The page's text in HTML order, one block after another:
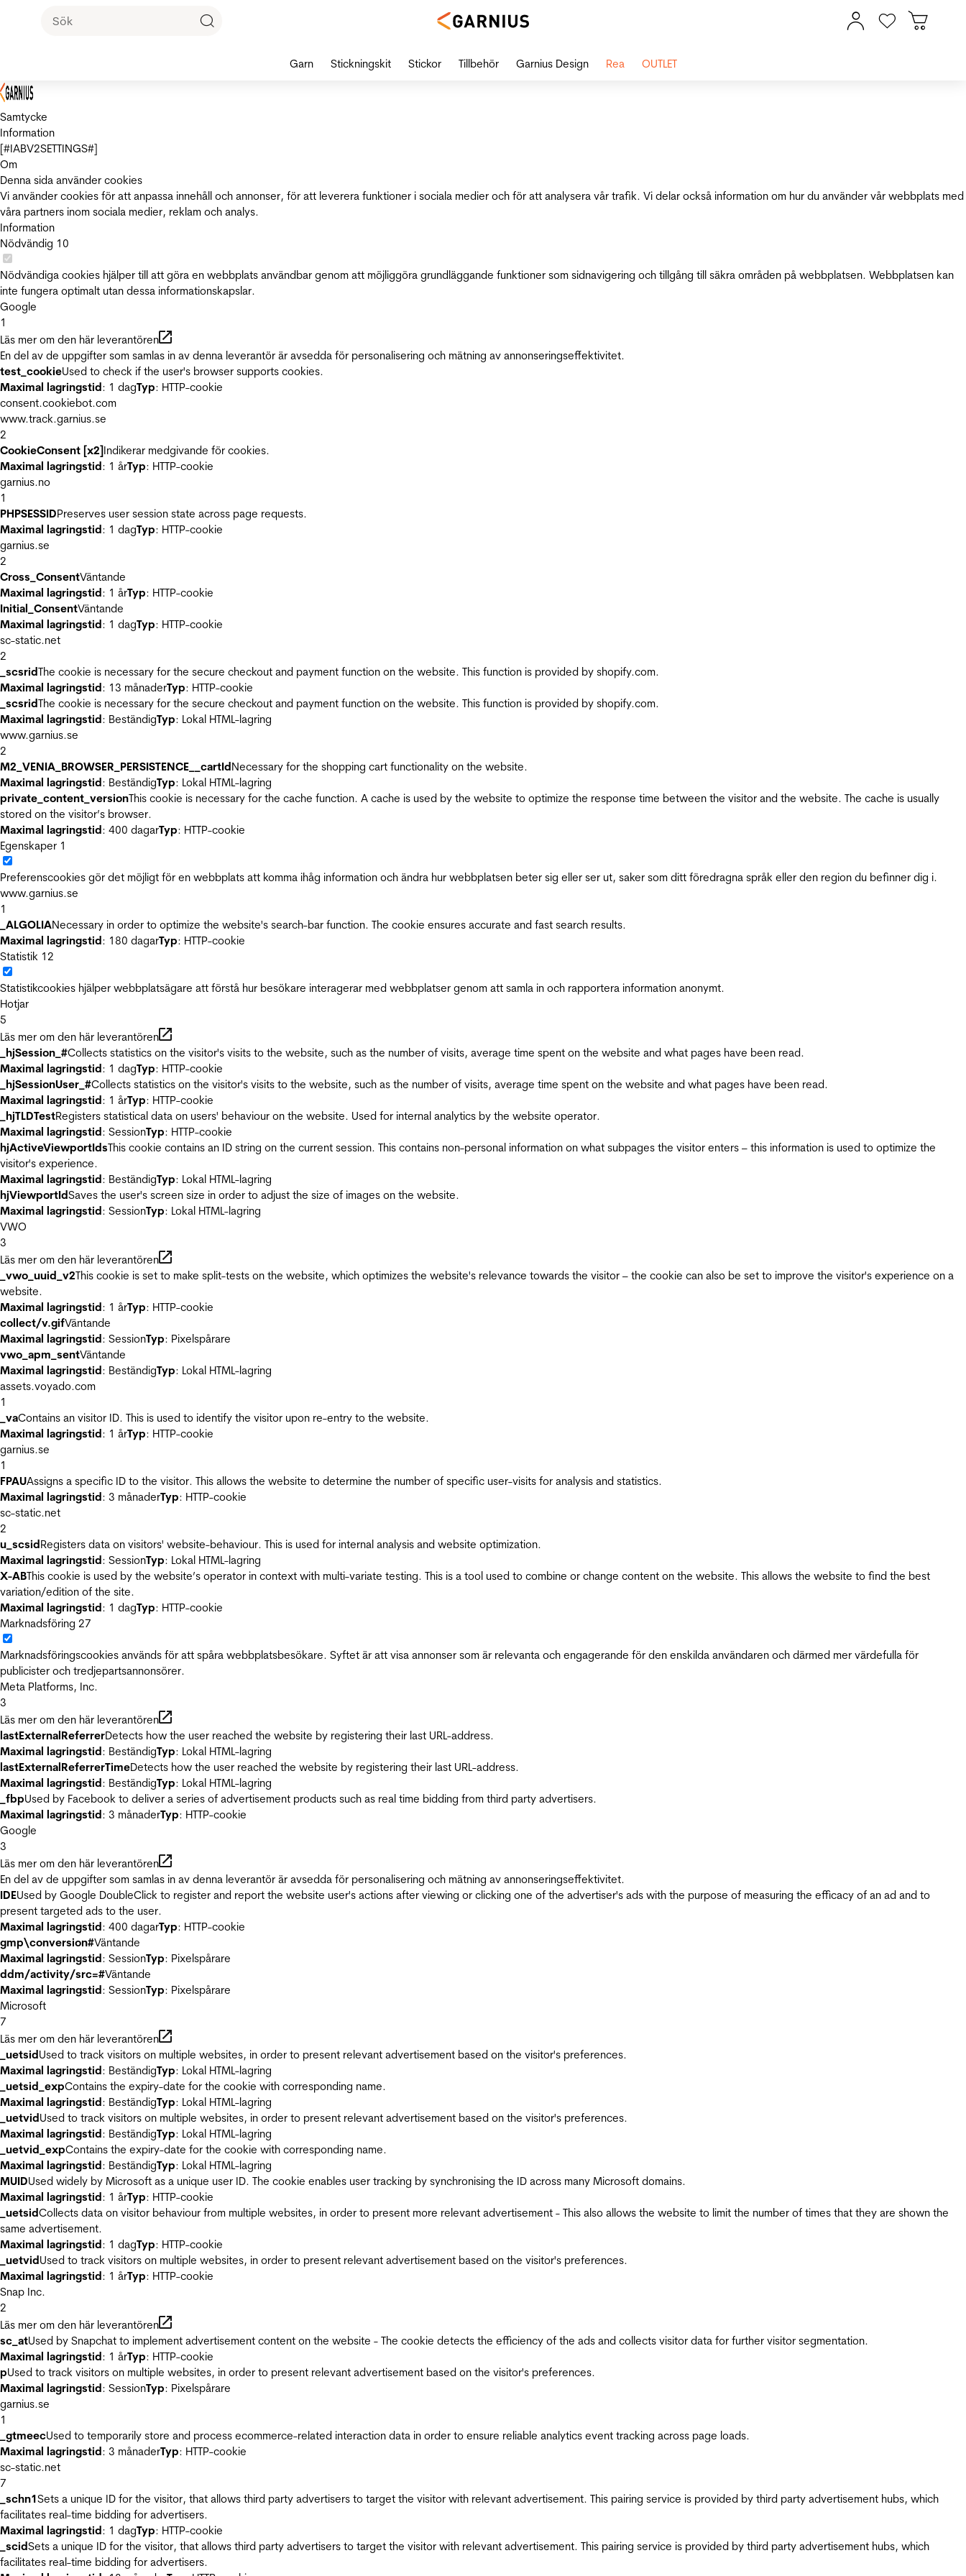
Samtycke
Information
[#IABV2SETTINGS#]
Om
Denna sida använder cookies
Vi använder cookies för att anpassa innehåll och annonser, för att leverera funktioner i sociala medier och för att analysera vår trafik. Vi delar också information om hur du använder vår webbplats med
våra partners inom sociala medier, reklam och analys.
Information
Nödvändig 10
Nödvändiga cookies hjälper till att göra en webbplats användbar genom att möjliggöra grundläggande funktioner som sidnavigering och tillgång till säkra områden på webbplatsen. Webbplatsen kan
inte fungera optimalt utan dessa informationskapslar.
Google
1
Läs mer om den här leverantören
En del av de uppgifter som samlas in av denna leverantör är avsedda för personalisering och mätning av annonseringseffektivitet.
test_cookieUsed to check if the user's browser supports cookies.
Maximal lagringstid: 1 dagTyp: HTTP-cookie
consent.cookiebot.com
www.track.garnius.se
2
CookieConsent [x2]Indikerar medgivande för cookies.
Maximal lagringstid: 1 årTyp: HTTP-cookie
garnius.no
1
PHPSESSIDPreserves user session state across page requests.
Maximal lagringstid: 1 dagTyp: HTTP-cookie
garnius.se
2
Cross_ConsentVäntande
Maximal lagringstid: 1 årTyp: HTTP-cookie
Initial_ConsentVäntande
Maximal lagringstid: 1 dagTyp: HTTP-cookie
sc-static.net
2
_scsridThe cookie is necessary for the secure checkout and payment function on the website. This function is provided by shopify.com.
Maximal lagringstid: 13 månaderTyp: HTTP-cookie
_scsridThe cookie is necessary for the secure checkout and payment function on the website. This function is provided by shopify.com.
Maximal lagringstid: BeständigTyp: Lokal HTML-lagring
www.garnius.se
2
M2_VENIA_BROWSER_PERSISTENCE__cartIdNecessary for the shopping cart functionality on the website.
Maximal lagringstid: BeständigTyp: Lokal HTML-lagring
private_content_versionThis cookie is necessary for the cache function. A cache is used by the website to optimize the response time between the visitor and the website. The cache is usually
stored on the visitor’s browser.
Maximal lagringstid: 400 dagarTyp: HTTP-cookie
Egenskaper 1
Preferenscookies gör det möjligt för en webbplats att komma ihåg information och ändra hur webbplatsen beter sig eller ser ut, saker som ditt föredragna språk eller den region du befinner dig i.
www.garnius.se
1
_ALGOLIANecessary in order to optimize the website's search-bar function. The cookie ensures accurate and fast search results.
Maximal lagringstid: 180 dagarTyp: HTTP-cookie
Statistik 12
Statistikcookies hjälper webbplatsägare att förstå hur besökare interagerar med webbplatser genom att samla in och rapportera information anonymt.
Hotjar
5
Läs mer om den här leverantören
_hjSession_#Collects statistics on the visitor's visits to the website, such as the number of visits, average time spent on the website and what pages have been read.
Maximal lagringstid: 1 dagTyp: HTTP-cookie
_hjSessionUser_#Collects statistics on the visitor's visits to the website, such as the number of visits, average time spent on the website and what pages have been read.
Maximal lagringstid: 1 årTyp: HTTP-cookie
_hjTLDTestRegisters statistical data on users' behaviour on the website. Used for internal analytics by the website operator.
Maximal lagringstid: SessionTyp: HTTP-cookie
hjActiveViewportIdsThis cookie contains an ID string on the current session. This contains non-personal information on what subpages the visitor enters – this information is used to optimize the
visitor's experience.
Maximal lagringstid: BeständigTyp: Lokal HTML-lagring
hjViewportIdSaves the user's screen size in order to adjust the size of images on the website.
Maximal lagringstid: SessionTyp: Lokal HTML-lagring
VWO
3
Läs mer om den här leverantören
_vwo_uuid_v2This cookie is set to make split-tests on the website, which optimizes the website's relevance towards the visitor – the cookie can also be set to improve the visitor's experience on a
website.
Maximal lagringstid: 1 årTyp: HTTP-cookie
collect/v.gifVäntande
Maximal lagringstid: SessionTyp: Pixelspårare
vwo_apm_sentVäntande
Maximal lagringstid: BeständigTyp: Lokal HTML-lagring
assets.voyado.com
1
_vaContains an visitor ID. This is used to identify the visitor upon re-entry to the website.
Maximal lagringstid: 1 årTyp: HTTP-cookie
garnius.se
1
FPAUAssigns a specific ID to the visitor. This allows the website to determine the number of specific user-visits for analysis and statistics.
Maximal lagringstid: 3 månaderTyp: HTTP-cookie
sc-static.net
2
u_scsidRegisters data on visitors' website-behaviour. This is used for internal analysis and website optimization.
Maximal lagringstid: SessionTyp: Lokal HTML-lagring
X-ABThis cookie is used by the website’s operator in context with multi-variate testing. This is a tool used to combine or change content on the website. This allows the website to find the best
variation/edition of the site.
Maximal lagringstid: 1 dagTyp: HTTP-cookie
Marknadsföring 27
Marknadsföringscookies används för att spåra webbplatsbesökare. Syftet är att visa annonser som är relevanta och engagerande för den enskilda användaren och därmed mer värdefulla för
publicister och tredjepartsannonsörer.
Meta Platforms, Inc.
3
Läs mer om den här leverantören
lastExternalReferrerDetects how the user reached the website by registering their last URL-address.
Maximal lagringstid: BeständigTyp: Lokal HTML-lagring
lastExternalReferrerTimeDetects how the user reached the website by registering their last URL-address.
Maximal lagringstid: BeständigTyp: Lokal HTML-lagring
_fbpUsed by Facebook to deliver a series of advertisement products such as real time bidding from third party advertisers.
Maximal lagringstid: 3 månaderTyp: HTTP-cookie
Google
3
Läs mer om den här leverantören
En del av de uppgifter som samlas in av denna leverantör är avsedda för personalisering och mätning av annonseringseffektivitet.
IDEUsed by Google DoubleClick to register and report the website user's actions after viewing or clicking one of the advertiser's ads with the purpose of measuring the efficacy of an ad and to
present targeted ads to the user.
Maximal lagringstid: 400 dagarTyp: HTTP-cookie
gmp\conversion#Väntande
Maximal lagringstid: SessionTyp: Pixelspårare
ddm/activity/src=#Väntande
Maximal lagringstid: SessionTyp: Pixelspårare
Microsoft
7
Läs mer om den här leverantören
_uetsidUsed to track visitors on multiple websites, in order to present relevant advertisement based on the visitor's preferences.
Maximal lagringstid: BeständigTyp: Lokal HTML-lagring
_uetsid_expContains the expiry-date for the cookie with corresponding name.
Maximal lagringstid: BeständigTyp: Lokal HTML-lagring
_uetvidUsed to track visitors on multiple websites, in order to present relevant advertisement based on the visitor's preferences.
Maximal lagringstid: BeständigTyp: Lokal HTML-lagring
_uetvid_expContains the expiry-date for the cookie with corresponding name.
Maximal lagringstid: BeständigTyp: Lokal HTML-lagring
MUIDUsed widely by Microsoft as a unique user ID. The cookie enables user tracking by synchronising the ID across many Microsoft domains.
Maximal lagringstid: 1 årTyp: HTTP-cookie
_uetsidCollects data on visitor behaviour from multiple websites, in order to present more relevant advertisement - This also allows the website to limit the number of times that they are shown the
same advertisement.
Maximal lagringstid: 1 dagTyp: HTTP-cookie
_uetvidUsed to track visitors on multiple websites, in order to present relevant advertisement based on the visitor's preferences.
Maximal lagringstid: 1 årTyp: HTTP-cookie
Snap Inc.
2
Läs mer om den här leverantören
sc_atUsed by Snapchat to implement advertisement content on the website - The cookie detects the efficiency of the ads and collects visitor data for further visitor segmentation.
Maximal lagringstid: 1 årTyp: HTTP-cookie
pUsed to track visitors on multiple websites, in order to present relevant advertisement based on the visitor's preferences.
Maximal lagringstid: SessionTyp: Pixelspårare
garnius.se
1
_gtmeecUsed to temporarily store and process ecommerce-related interaction data in order to ensure reliable analytics event tracking across page loads.
Maximal lagringstid: 3 månaderTyp: HTTP-cookie
sc-static.net
7
_schn1Sets a unique ID for the visitor, that allows third party advertisers to target the visitor with relevant advertisement. This pairing service is provided by third party advertisement hubs, which
facilitates real-time bidding for advertisers.
Maximal lagringstid: 1 dagTyp: HTTP-cookie
_scidSets a unique ID for the visitor, that allows third party advertisers to target the visitor with relevant advertisement. This pairing service is provided by third party advertisement hubs, which
facilitates real-time bidding for advertisers.
Garn Stickningskit Stickor Tillbehör Garnius Design Rea OUTLET